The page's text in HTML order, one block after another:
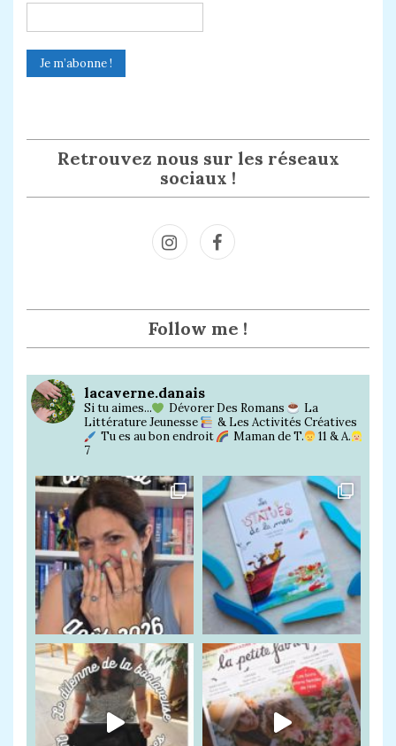
Retrouvez nous sur les réseaux
sociaux !
m
Follow me !
lacaverne.danais
Si tu aimes... Dévorer Des Romans
La
Littérature Jeunesse
& Les Activités Créatives
Tu es au bon endroit
Maman de T.
11 & A.
7